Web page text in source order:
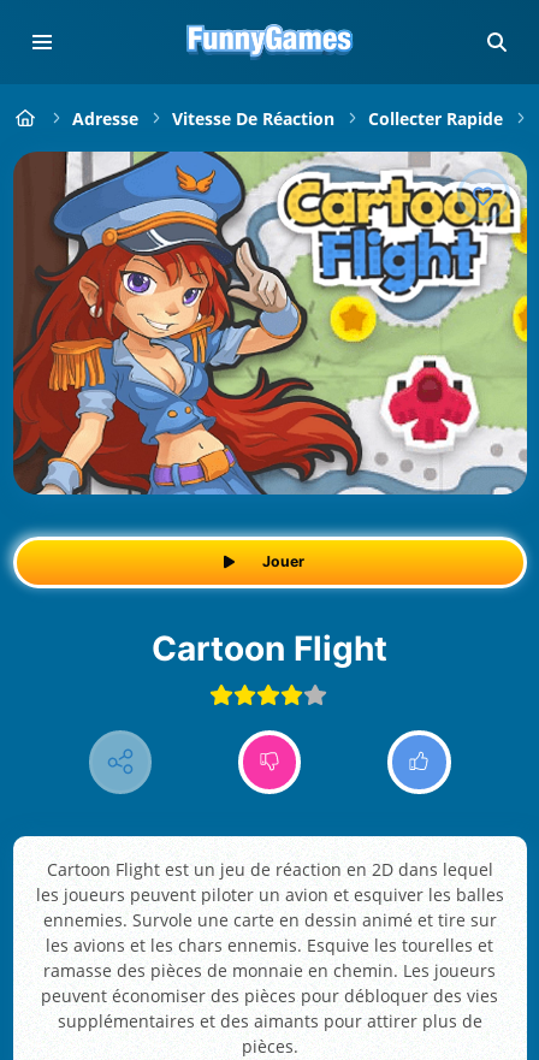
Adresse Vitesse De Réaction Collecter Rapide
Jouer
Cartoon Flight
Cartoon Flight est un jeu de réaction en 2D dans lequel
les joueurs peuvent piloter un avion et esquiver les balles
ennemies. Survole une carte en dessin animé et tire sur
les avions et les chars ennemis. Esquive les tourelles et
ramasse des pièces de monnaie en chemin. Les joueurs
peuvent économiser des pièces pour débloquer des vies
supplémentaires et des aimants pour attirer plus de
pièces.